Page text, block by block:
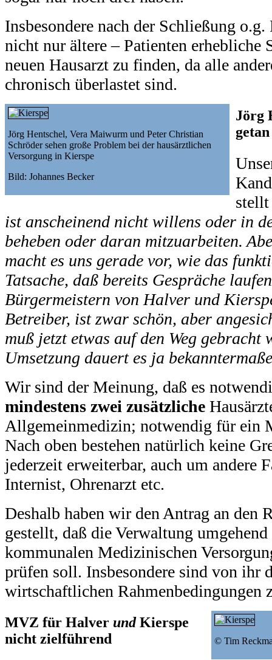
Insbesondere nach der Schließung
nicht nur ältere – Patienten erhebliche
neuen Hausarzt zu finden, da alle
chronisch überlastet sind.
Jörg Hentschel, Vera Maiwurm und Peter Christian
Schröder sehen große Problem bei der hausärztlichen
Versorgung in Kierspe
Bild: Johannes Becker
Jörg
ist anscheinend nicht willens oder in
beheben oder daran mitzuarbeiten.
macht es uns gerade vor, wie das
Tatsache, daß bereits Gespräche
Bürgermeistern von Halver und
Betreiber, ist zwar schön, aber
muß jetzt etwas auf den Weg gebracht
Umsetzung dauert es ja
Wir sind der Meinung, daß es
mindestens zwei zusätzliche
Allgemeinmedizin; notwendig für ein
Nach oben bestehen natürlich keine
jederzeit erweiterbar, auch um andere
Internist, Ohrenarzt etc.
Deshalb haben wir den Antrag an den
gestellt, daß die Verwaltung
kommunalen Medizinischen
prüfen soll. Insbesondere sind von ihr
wirtschaftlichen Rahmenbedingungen
© Tim
MVZ für Halver undKierspe
nicht zielführend